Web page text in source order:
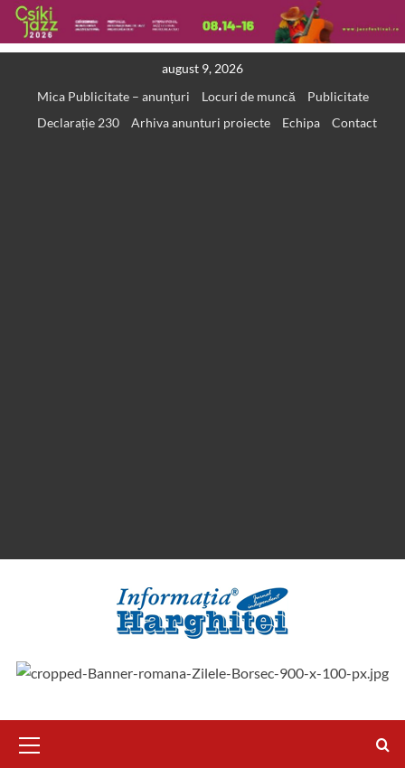
august 9, 2026
Mica Publicitate – anunțuri
Locuri de muncă
Publicitate
Declarație 230
Arhiva anunturi proiecte Echipa Contact
Menu